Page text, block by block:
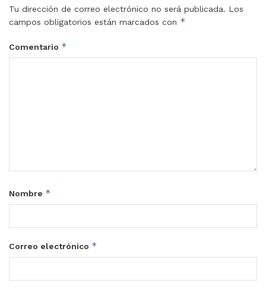
Tu dirección de correo electrónico no será publicada. Los
campos obligatorios están marcados con *
Comentario *
Nombre *
Correo electrónico *